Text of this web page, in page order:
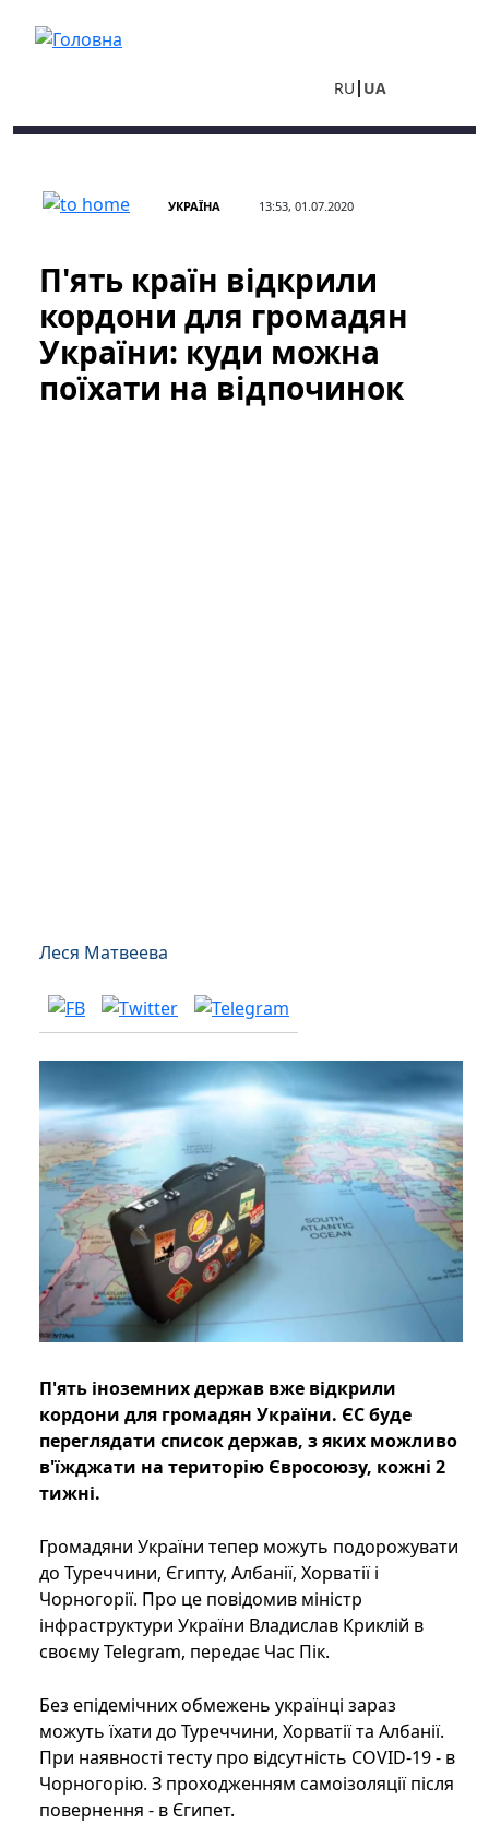
RU UA
УКРАЇНА 13:53, 01.07.2020
П'ять країн відкрили
кордони для громадян
України: куди можна
поїхати на відпочинок
Леся Матвеева
П'ять іноземних держав вже відкрили
кордони для громадян України. ЄС буде
переглядати список держав, з яких можливо
в'їжджати на територію Євросоюзу, кожні 2
тижні.
Громадяни України тепер можуть подорожувати
до Туреччини, Єгипту, Албанії, Хорватії і
Чорногорії. Про це повідомив міністр
інфраструктури України Владислав Криклій в
своєму Telegram, передає Час Пік.
Без епідемічних обмежень українці зараз
можуть їхати до Туреччини, Хорватії та Албанії.
При наявності тесту про відсутність COVID-19 - в
Чорногорію. З проходженням самоізоляції після
повернення - в Єгипет.